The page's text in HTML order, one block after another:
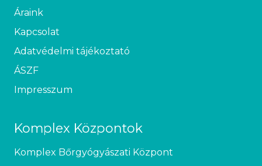
Áraink
Kapcsolat
Adatvédelmi tájékoztató
ÁSZF
Impresszum
Komplex Központok
Komplex Bőrgyógyászati Központ